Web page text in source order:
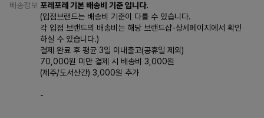
배송정보 포레포레 기본 배송비 기준 입니다.
(입점브랜드는 배송비 기준이 다를 수 있습니다.
각 입점 브랜드의 배송비는 해당 브랜드샵-상세페이지에서 확인
하실 수 있습니다.)
결제 완료 후 평균 3일 이내출고(공휴일 제외)
70,000원 미만 결제 시 배송비 3,000원
(제주/도서산간) 3,000원 추가
-